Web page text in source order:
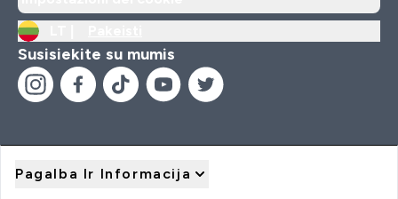
Susisiekite su mumis
Pagalba Ir Informacija